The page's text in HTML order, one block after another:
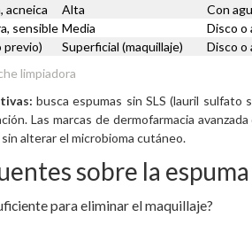
limpiadora
acneica Alta
Con
sensible Media
Disco o
previo) Superficial (maquillaje) Disco o
busca espumas sin SLS (lauril sulfato
Las marcas de dermofarmacia
alterar el microbioma cutáneo.
sobre la
para eliminar el maquillaje?